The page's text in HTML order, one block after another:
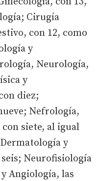
Cirugía
con 12, como
y
Neurología,
y
diez;
Nefrología,
siete, al igual
y
Neurofisiología
Angiología, las